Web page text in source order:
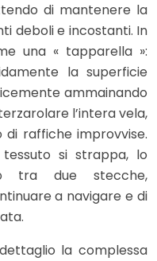
di mantenere la
deboli e incostanti. In
una « tapparella »:
la superficie
ammainando
l’intera vela,
raffiche improvvise.
si strappa, lo
tra due stecche,
a navigare e di
la complessa